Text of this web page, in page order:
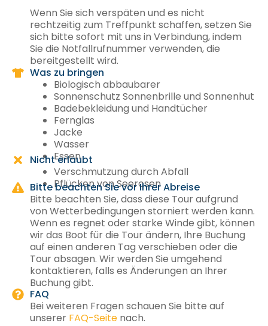
Wenn Sie sich verspäten und es nicht
rechtzeitig zum Treffpunkt schaffen, setzen Sie
sich bitte sofort mit uns in Verbindung, indem
Sie die Notfallrufnummer verwenden, die
bereitgestellt wird.
Was zu bringen
Biologisch abbaubarer
Sonnenschutz Sonnenbrille und Sonnenhut
Badebekleidung und Handtücher
Fernglas
Jacke
Wasser
Essen
Nicht erlaubt
Verschmutzung durch Abfall
Pflücken von Seerosen
Bitte beachten Sie vor Ihrer Abreise
Bitte beachten Sie, dass diese Tour aufgrund
von Wetterbedingungen storniert werden kann.
Wenn es regnet oder starke Winde gibt, können
wir das Boot für die Tour ändern, Ihre Buchung
auf einen anderen Tag verschieben oder die
Tour absagen. Wir werden Sie umgehend
kontaktieren, falls es Änderungen an Ihrer
Buchung gibt.
FAQ
Bei weiteren Fragen schauen Sie bitte auf
unserer FAQ-Seite nach.